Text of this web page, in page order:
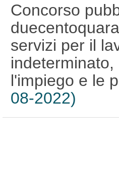
Concorso
servizi per il
l'impiego e le
08-2022)